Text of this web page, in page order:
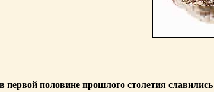
первой половине прошлого столетия